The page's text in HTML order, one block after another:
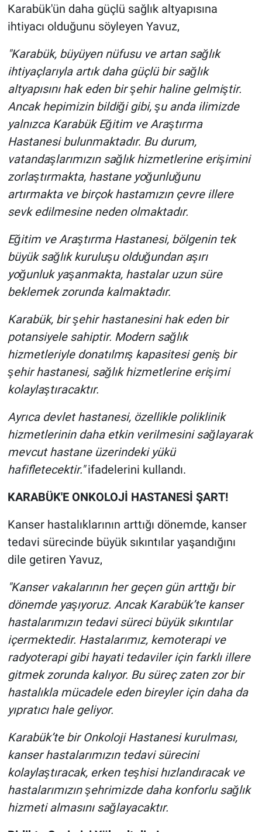
Karabük'ün daha güçlü sağlık altyapısına
ihtiyacı olduğunu söyleyen Yavuz,
"Karabük, büyüyen nüfusu ve artan sağlık
ihtiyaçlarıyla artık daha güçlü bir sağlık
altyapısını hak eden bir şehir haline gelmiştir.
Ancak hepimizin bildiği gibi, şu anda ilimizde
yalnızca Karabük Eğitim ve Araştırma
Hastanesi bulunmaktadır. Bu durum,
vatandaşlarımızın sağlık hizmetlerine erişimini
zorlaştırmakta, hastane yoğunluğunu
artırmakta ve birçok hastamızın çevre illere
sevk edilmesine neden olmaktadır.
Eğitim ve Araştırma Hastanesi, bölgenin tek
büyük sağlık kuruluşu olduğundan aşırı
yoğunluk yaşanmakta, hastalar uzun süre
beklemek zorunda kalmaktadır.
Karabük, bir şehir hastanesini hak eden bir
potansiyele sahiptir. Modern sağlık
hizmetleriyle donatılmış kapasitesi geniş bir
şehir hastanesi, sağlık hizmetlerine erişimi
kolaylaştıracaktır.
Ayrıca devlet hastanesi, özellikle poliklinik
hizmetlerinin daha etkin verilmesini sağlayarak
mevcut hastane üzerindeki yükü
hafifletecektir."ifadelerini kullandı.
KARABÜK'E ONKOLOJİ HASTANESİ ŞART!
Kanser hastalıklarının arttığı dönemde, kanser
tedavi sürecinde büyük sıkıntılar yaşandığını
dile getiren Yavuz,
"Kanser vakalarının her geçen gün arttığı bir
dönemde yaşıyoruz. Ancak Karabük’te kanser
hastalarımızın tedavi süreci büyük sıkıntılar
içermektedir. Hastalarımız, kemoterapi ve
radyoterapi gibi hayati tedaviler için farklı illere
gitmek zorunda kalıyor. Bu süreç zaten zor bir
hastalıkla mücadele eden bireyler için daha da
yıpratıcı hale geliyor.
Karabük’te bir Onkoloji Hastanesi kurulması,
kanser hastalarımızın tedavi sürecini
kolaylaştıracak, erken teşhisi hızlandıracak ve
hastalarımızın şehrimizde daha konforlu sağlık
hizmeti almasını sağlayacaktır.